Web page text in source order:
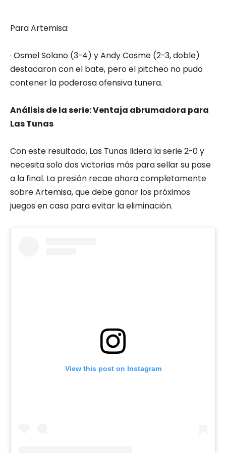
Para Artemisa:
· Osmel Solano (3-4) y Andy Cosme (2-3, doble)
destacaron con el bate, pero el pitcheo no pudo
contener la poderosa ofensiva tunera.
Análisis de la serie: Ventaja abrumadora para
Las Tunas
Con este resultado, Las Tunas lidera la serie 2-0 y
necesita solo dos victorias más para sellar su pase
a la final. La presión recae ahora completamente
sobre Artemisa, que debe ganar los próximos
juegos en casa para evitar la eliminación.
View this post on Instagram